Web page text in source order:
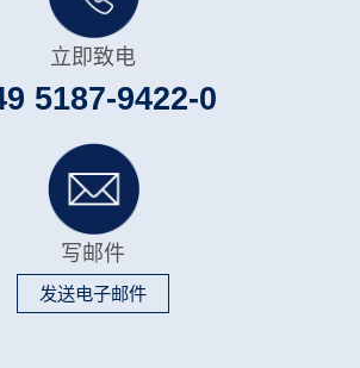
立即致电
5187-9422-0
写邮件
发送电子邮件